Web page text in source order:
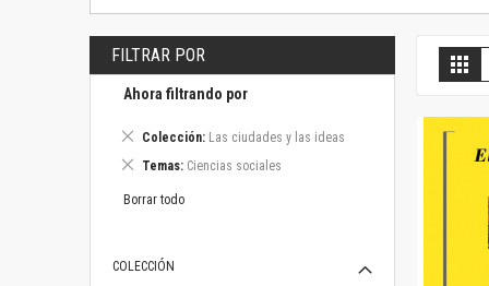
FILTRAR POR
Ahora filtrando por
Colección Las ciudades y las ideas
Eliminar
artículo
Temas Ciencias sociales
Eliminar
artículo
Borrar todo
COLECCIÓN